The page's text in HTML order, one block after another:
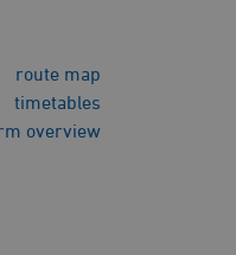
route map
timetables
overview